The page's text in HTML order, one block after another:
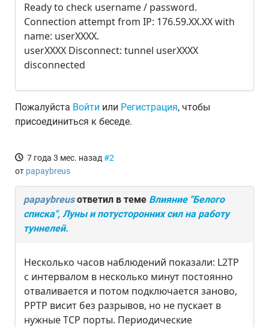
Ready to check username / password.
Connection attempt from IP: 176.59.XX.XX with
name: userXXXX.
userXXXX Disconnect: tunnel userXXXX
disconnected
Пожалуйста Войти или Регистрация, чтобы
присоединиться к беседе.
7 года 3 мес. назад #2
от papaybreus
papaybreusответил в теме Влияние "Белого
списка", Луны и потусторонних сил на работу
туннелей.
Несколько часов наблюдений показали: L2TP
с интервалом в несколько минут постоянно
отваливается и потом подключается заново,
PPTP висит без разрывов, но не пускает в
нужные TCP порты. Периодические